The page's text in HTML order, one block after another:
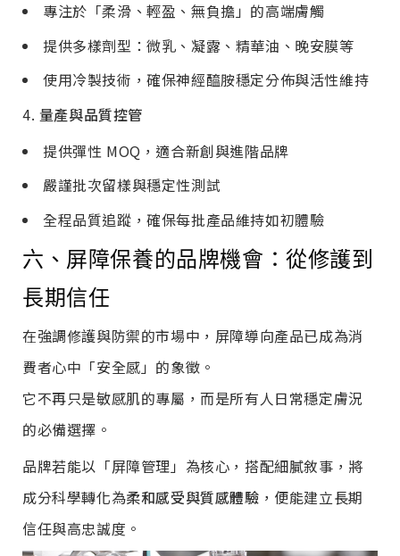
專注於「柔滑、輕盈、無負擔」的高端膚觸
提供多樣劑型：微乳、凝露、精華油、晚安膜等
使用冷製技術，確保神經醯胺穩定分佈與活性維持
4. 量產與品質控管
提供彈性 MOQ，適合新創與進階品牌
嚴謹批次留樣與穩定性測試
全程品質追蹤，確保每批產品維持如初體驗
六、屏障保養的品牌機會：從修護到
長期信任
在強調修護與防禦的市場中，屏障導向產品已成為消
費者心中「安全感」的象徵。
它不再只是敏感肌的專屬，而是所有人日常穩定膚況
的必備選擇。
品牌若能以「屏障管理」為核心，搭配細膩敘事，將
成分科學轉化為柔和感受與質感體驗 ，便能建立長期
信任與高忠誠度。